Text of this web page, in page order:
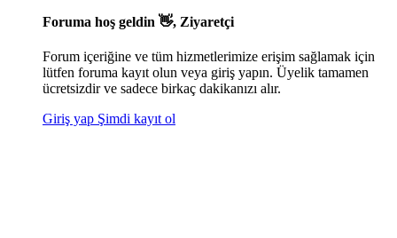
Foruma hoş geldin 👋, Ziyaretçi
Forum içeriğine ve tüm hizmetlerimize erişim sağlamak için
lütfen foruma kayıt olun veya giriş yapın. Üyelik tamamen
ücretsizdir ve sadece birkaç dakikanızı alır.
Giriş yap Şimdi kayıt ol